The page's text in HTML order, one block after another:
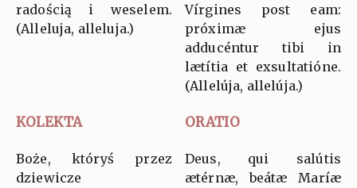
radością i weselem.
(Alleluja, alleluja.)
Vírgines post eam:
próximæ ejus
adducéntur tibi in
lætítia et exsultatióne.
(Allelúja, allelúja.)
KOLEKTA ORATIO
Boże, któryś przez
dziewicze
Deus, qui salútis
ætérnæ, beátæ Maríæ